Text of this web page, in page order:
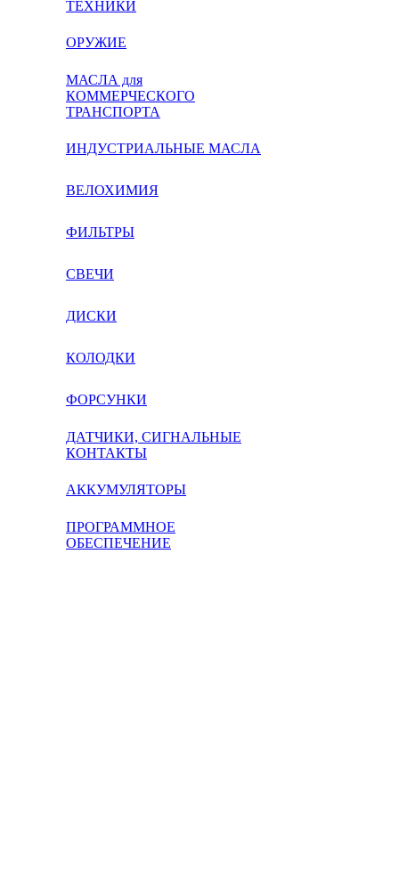
ТЕХНИКИ
ОРУЖИЕ
МАСЛА для
КОММЕРЧЕСКОГО
ТРАНСПОРТА
ИНДУСТРИАЛЬНЫЕ МАСЛА
ВЕЛОХИМИЯ
ФИЛЬТРЫ
СВЕЧИ
ДИСКИ
КОЛОДКИ
ФОРСУНКИ
ДАТЧИКИ, СИГНАЛЬНЫЕ
КОНТАКТЫ
АККУМУЛЯТОРЫ
ПРОГРАММНОЕ
ОБЕСПЕЧЕНИЕ